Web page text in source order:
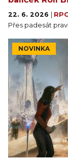
22. 6. 2026
Přes padesát
NOVINKA